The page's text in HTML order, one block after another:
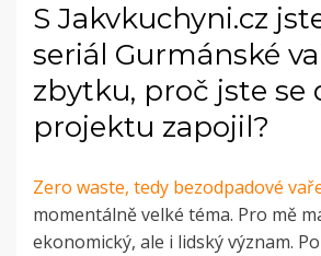
S Jakvkuchyni.cz
seriál Gurmánské
zbytku, proč jste se
projektu zapojil?
Zero waste, tedy bezodpadové
momentálně velké téma. Pro mě
ekonomický, ale i lidský význam.